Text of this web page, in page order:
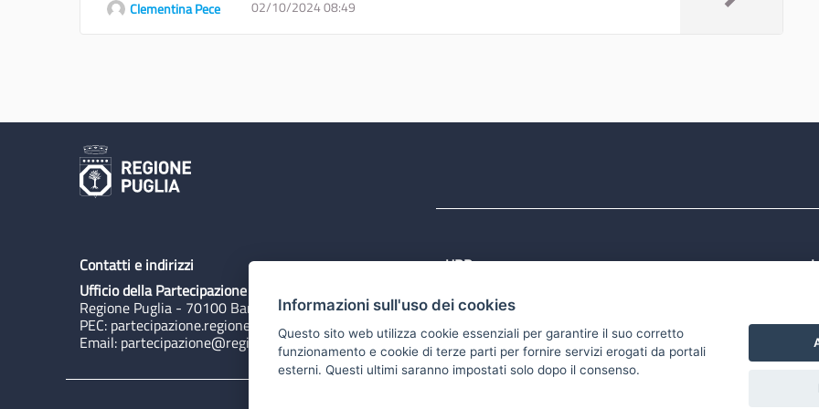
Clementina Pece 02/10/2024 08:49
Contatti e indirizzi
Ufficio della Partecipazione
Regione Puglia - 70100 Bari, Lungomare N. Sauro 31
PEC: partecipazione.regione@pec.rupar.puglia.it
Email: partecipazione@regione.puglia.it
URP
Email:quiregione@regione.puglia.it
Rubrica
Informazioni sull'uso dei cookies
Questo sito web utilizza cookie essenziali per garantire il suo corretto
funzionamento e cookie di terze parti per fornire servizi erogati da portali
esterni. Questi ultimi saranno impostati solo dopo il consenso.